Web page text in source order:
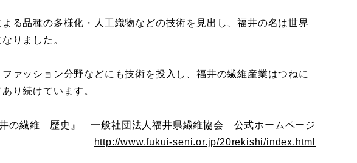
る品種の多様化・人工織物などの技術を見出し、福井の名は世界
りました。
ァッション分野などにも技術を投入し、福井の繊維産業はつねに
り続けています。
の繊維 歴史』 一般社団法人福井県繊維協会 公式ホームページ
http://www.fukui-seni.or.jp/20rekishi/index.html